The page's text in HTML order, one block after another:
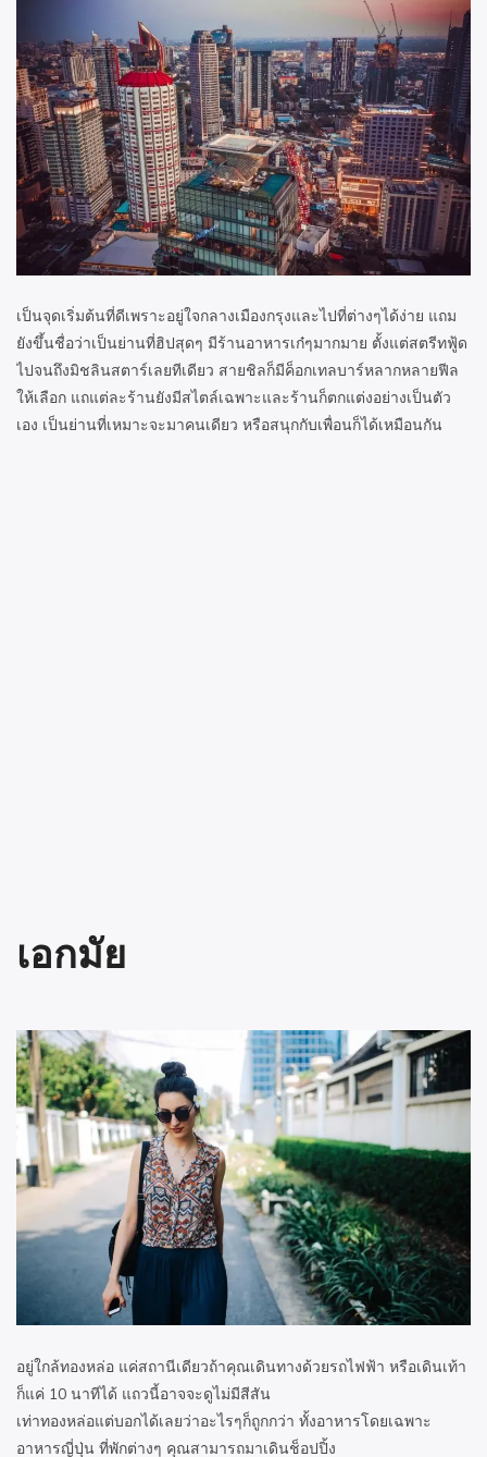
เป็นจุดเริ่มต้นที่ดีเพราะอยู่ใจกลางเมืองกรุงและไปที่ต่างๆได้ง่าย แถม
ยังขึ้นชื่อว่าเป็นย่านที่ฮิปสุดๆ มีร้านอาหารเก๋ๆมากมาย ตั้งแต่สตรีทฟู้ด
ไปจนถึงมิชลินสตาร์เลยทีเดียว สายชิลก็มีค็อกเทลบาร์หลากหลายฟีล
ให้เลือก แถแต่ละร้านยังมีสไตล์เฉพาะและร้านก็ตกแต่งอย่างเป็นตัว
เอง เป็นย่านที่เหมาะจะมาคนเดียว หรือสนุกกับเพื่อนก็ได้เหมือนกัน
เอกมัย
อยู่ใกล้ทองหล่อ แค่สถานีเดียวถ้าคุณเดินทางด้วยรถไฟฟ้า หรือเดินเท้า
ก็แค่ 10 นาทีได้ แถวนี้อาจจะดูไม่มีสีสัน
เท่าทองหล่อแต่บอกได้เลยว่าอะไรๆก็ถูกกว่า ทั้งอาหารโดยเฉพาะ
อาหารญี่ปุ่น ที่พักต่างๆ คุณสามารถมาเดินช็อปปิ้ง